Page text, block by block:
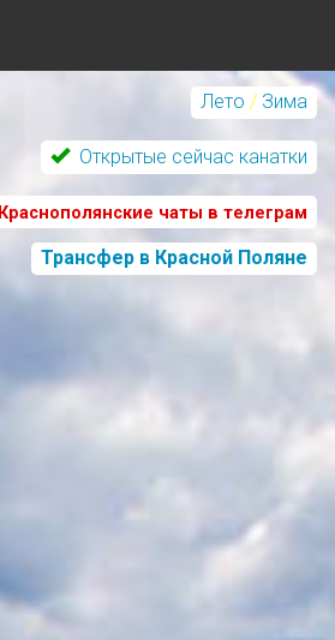
Лето / Зима
Открытые сейчас канатки
Краснополянские чаты в телеграм
Трансфер в Красной Поляне